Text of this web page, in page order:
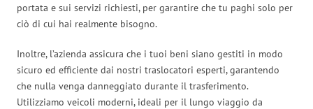
portata e sui servizi richiesti, per garantire che tu paghi solo per
ciò di cui hai realmente bisogno.
Inoltre, l’azienda assicura che i tuoi beni siano gestiti in modo
sicuro ed efficiente dai nostri traslocatori esperti, garantendo
che nulla venga danneggiato durante il trasferimento.
Utilizziamo veicoli moderni, ideali per il lungo viaggio da